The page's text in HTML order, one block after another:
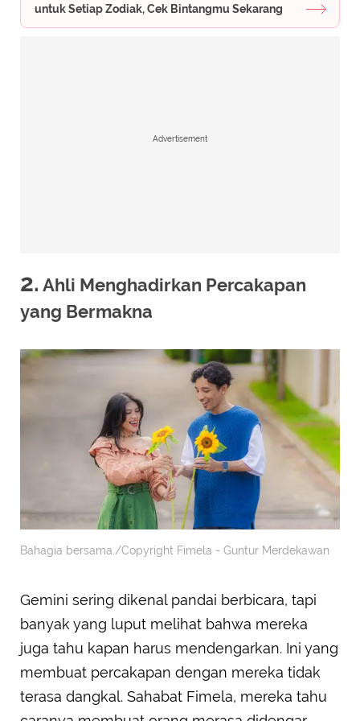
untuk Setiap Zodiak, Cek Bintangmu Sekarang
Advertisement
2. Ahli Menghadirkan Percakapan
yang Bermakna
Bahagia bersama./Copyright Fimela - Guntur Merdekawan
Gemini sering dikenal pandai berbicara, tapi
banyak yang luput melihat bahwa mereka
juga tahu kapan harus mendengarkan. Ini yang
membuat percakapan dengan mereka tidak
terasa dangkal. Sahabat Fimela, mereka tahu